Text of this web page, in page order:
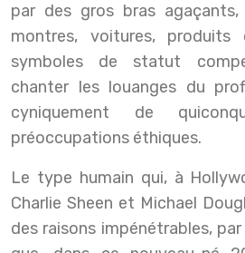
par des gros bras
montres, voitures,
symboles de statut
chanter les louanges du
cyniquement de
préoccupations éthiques.
Le type humain qui, à
Charlie Sheen et Michael
des raisons impénétrables,